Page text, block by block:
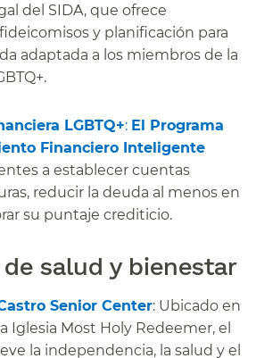
del SIDA, que ofrece
y planificación para
adaptada a los miembros de la
LGBTQ+: El Programa
Financiero Inteligente
a establecer cuentas
reducir la deuda al menos en
su puntaje crediticio.
salud y bienestar​​
Senior Center: Ubicado en
Iglesia Most Holy Redeemer, el
la independencia, la salud y el